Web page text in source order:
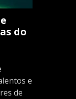
do
e
de